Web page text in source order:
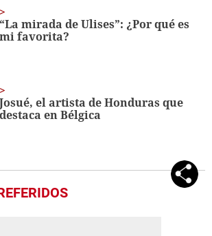
“La mirada de Ulises”: ¿Por qué es
mi favorita?
Josué, el artista de Honduras que
destaca en Bélgica